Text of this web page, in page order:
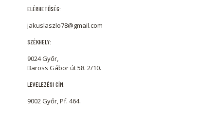
ELÉRHETŐSÉG:
jakuslaszlo78@gmail.com
SZÉKHELY:
9024 Győr,
Baross Gábor út 58. 2/10.
LEVELEZÉSI CÍM:
9002 Győr, Pf. 464.